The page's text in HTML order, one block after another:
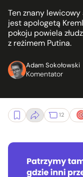
Ten znany
jest apologetą
pokoju powiela
z reżimem Putina.
Adam Sokołowski
Komentator
12